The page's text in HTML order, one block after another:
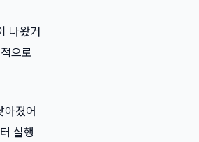
나왔거
으로
졌어
실행